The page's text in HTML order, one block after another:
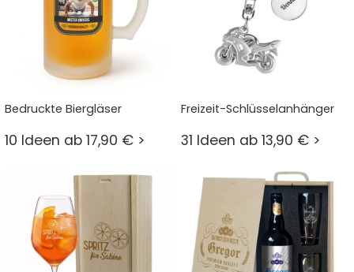
Bedruckte Biergläser
10 Ideen ab 17,90 € >
Freizeit-Schlüsselanhänger
31 Ideen ab 13,90 € >